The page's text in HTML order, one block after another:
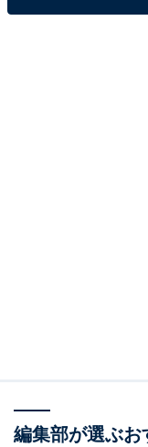
いも
編集部が選ぶお